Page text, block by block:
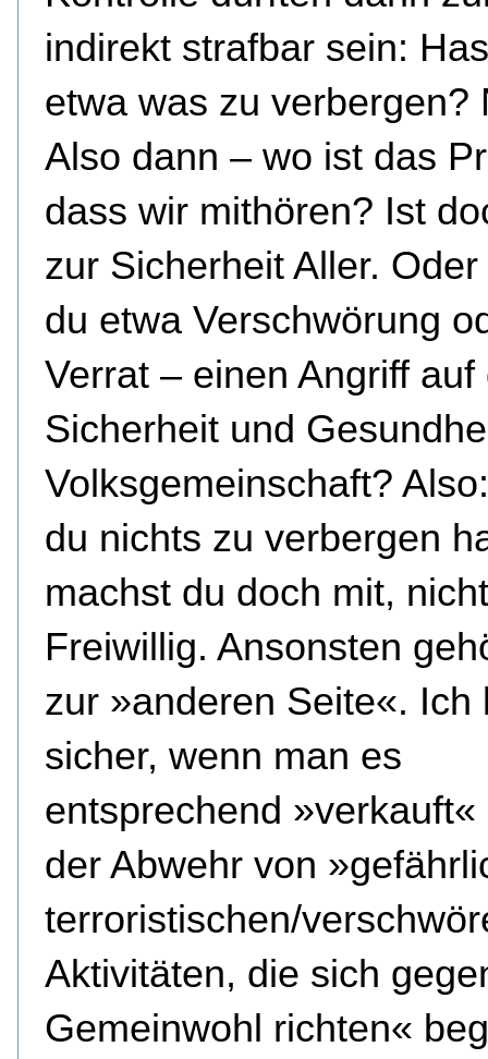
indirekt strafbar sein:
etwa was zu verbergen?
Also dann – wo ist das
dass wir mithören? Ist
zur Sicherheit Aller.
du etwa Verschwörung
Verrat – einen Angriff auf
Sicherheit und
Volksgemeinschaft?
du nichts zu verbergen
machst du doch mit,
Freiwillig. Ansonsten
zur »anderen Seite«. Ich
sicher, wenn man es
entsprechend »verkauft«
der Abwehr von
terroristischen/
Aktivitäten, die sich
Gemeinwohl richten«